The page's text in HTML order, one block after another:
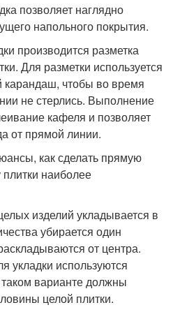
позволяет наглядно
напольного покрытия.
производится разметка
Для разметки используется
карандаш, чтобы во время
не стерлись. Выполнение
кафеля и позволяет
от прямой линии.
как сделать прямую
плитки наиболее
изделий укладывается в
убирается один
от центра.
укладки используются
варианте должны
целой плитки.